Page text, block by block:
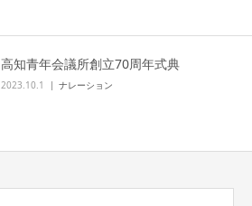
高知青年会議所創立70周年式典
2023.10.1 ナレーション